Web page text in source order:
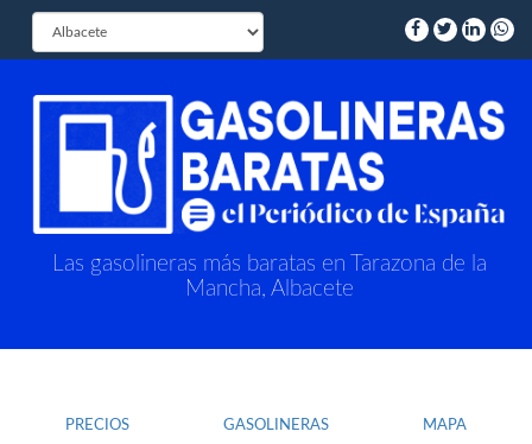
Las gasolineras más baratas en Tarazona de la
Mancha, Albacete
PRECIOS GASOLINERAS MAPA